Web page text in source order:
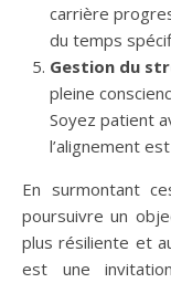
carrière
du temps
Gestion du
pleine
Soyez patient
l’alignement
En surmontant
poursuivre un
plus résiliente et
est une